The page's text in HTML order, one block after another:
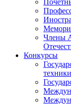
Члены
Конкурсы
техники